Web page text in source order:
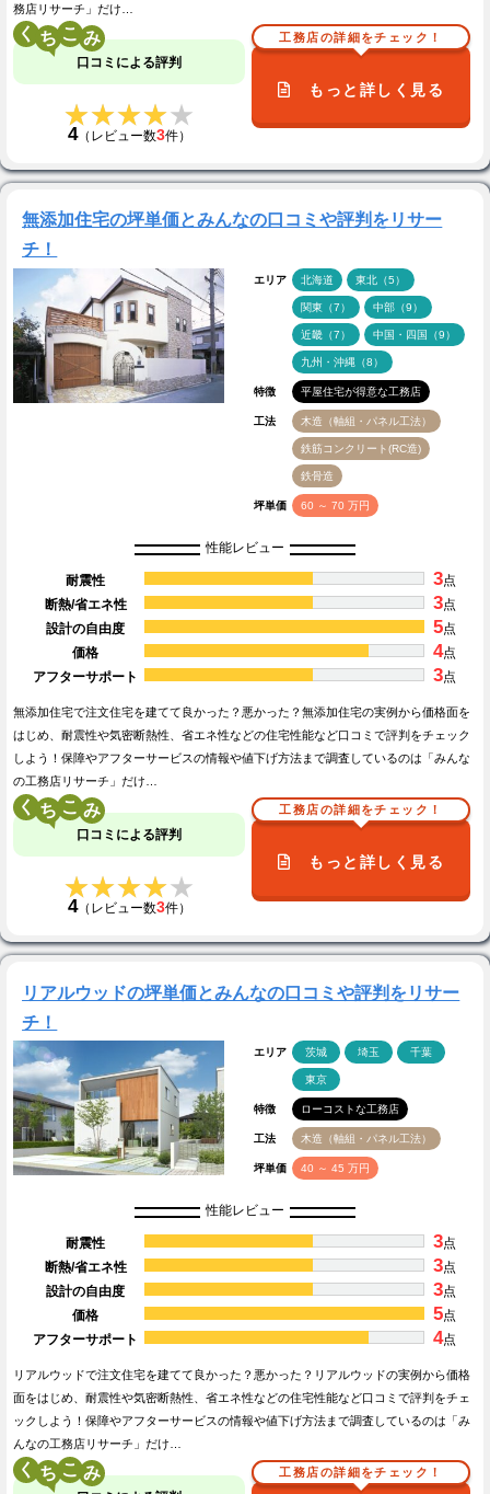
務店リサーチ」だけ…
く こ
口コミによる評判
★★★★★
★★★★★
4（レビュー数3件）
工務店の詳細をチェック！
もっと詳しく見る
無添加住宅の坪単価とみんなの口コミや評判をリサー
チ！
エリア 北海道 東北（5）
関東（7） 中部（9）
近畿（7） 中国・四国（9）
九州・沖縄（8）
特徴 平屋住宅が得意な工務店
工法 木造（軸組・パネル工法）
鉄筋コンクリート(RC造)
鉄骨造
坪単価 60 ～ 70 万円
性能レビュー
耐震性 3点
断熱/省エネ性
3点
設計の自由度
5点
価格
4点
アフターサポート
3点
無添加住宅で注文住宅を建てて良かった？悪かった？無添加住宅の実例から価格面を
はじめ、耐震性や気密断熱性、省エネ性などの住宅性能など口コミで評判をチェック
しよう！保障やアフターサービスの情報や値下げ方法まで調査しているのは「みんな
の工務店リサーチ」だけ…
く こ
口コミによる評判
★★★★★
★★★★★
4（レビュー数3件）
工務店の詳細をチェック！
もっと詳しく見る
リアルウッドの坪単価とみんなの口コミや評判をリサー
チ！
エリア 茨城 埼玉 千葉
東京
特徴 ローコストな工務店
工法 木造（軸組・パネル工法）
坪単価 40 ～ 45 万円
性能レビュー
耐震性 3点
断熱/省エネ性
3点
設計の自由度
3点
価格
5点
アフターサポート
4点
リアルウッドで注文住宅を建てて良かった？悪かった？リアルウッドの実例から価格
面をはじめ、耐震性や気密断熱性、省エネ性などの住宅性能など口コミで評判をチェ
ックしよう！保障やアフターサービスの情報や値下げ方法まで調査しているのは「み
んなの工務店リサーチ」だけ…
く こ 工務店の詳細をチェック！